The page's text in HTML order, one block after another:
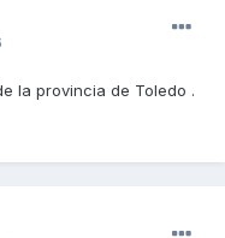
la provincia de Toledo .